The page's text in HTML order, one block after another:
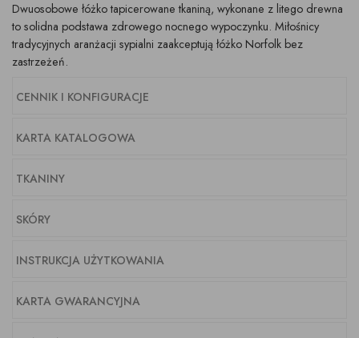
Dwuosobowe łóżko tapicerowane tkaniną, wykonane z litego drewna
to solidna podstawa zdrowego nocnego wypoczynku. Miłośnicy
tradycyjnych aranżacji sypialni zaakceptują łóżko Norfolk bez
zastrzeżeń.
CENNIK I KONFIGURACJE
KARTA KATALOGOWA
TKANINY
SKÓRY
INSTRUKCJA UŻYTKOWANIA
KARTA GWARANCYJNA